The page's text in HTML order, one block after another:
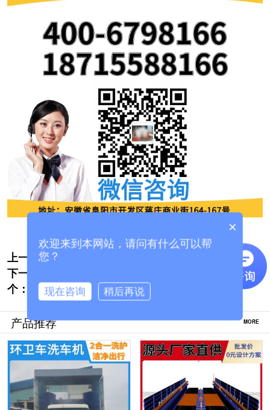
上一个: 工程车龙门洗车机 -批发价按需定制生产[隆
下一
个：
产品推荐 MORE
×
欢迎来到本网站，请问有什么可以帮
您？
现在咨询 稍后再说